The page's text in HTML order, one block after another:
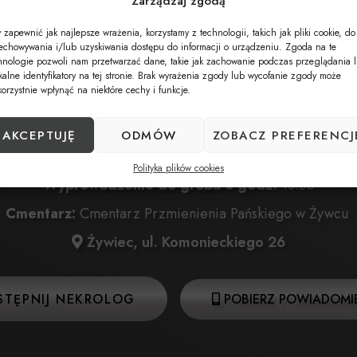
zapewnić jak najlepsze wrażenia, korzystamy z technologii, takich jak pliki cookie, do
i/lub uzyskiwania dostępu do informacji o urządzeniu. Zgoda na te
pozwoli nam przetwarzać dane, takie jak zachowanie podczas przeglądania
identyfikatory na tej stronie. Brak wyrażenia zgody lub wycofanie zgody może
wpłynąć na niektóre cechy i funkcje.
AKCEPTUJĘ ODMÓW ZOBACZ
Polityka plików cookies
Data pogrzebu:02.08.2024
o godz. 12:00 Kościół Przemienienia
Żywiec, ul. Komonieckiego 26
02.08.2024 o godz. 12:30 Kościół Przemienienia
Żywiec, ul. Komonieckiego 26
Wyprowadzenie do grobu o godz.13:30
Cmentarz: Cmentarz Przmienienia Pańskiego w Żywcu
Żywiec, ul. Komonieckiego 26
NEKROLOG POBIERZ